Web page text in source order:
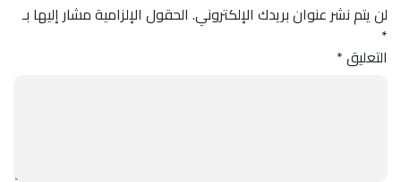
لن يتم نشر عنوان بريدك الإلكتروني. الحقول الإلزامية مشار إليها بـ
*
التعليق*